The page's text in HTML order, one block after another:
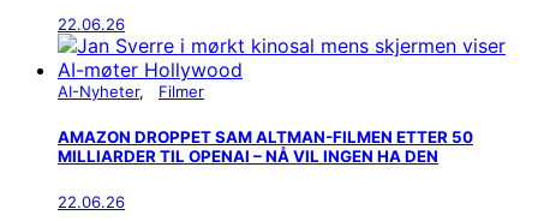
22.06.26
AI-Nyheter Filmer
AMAZON DROPPET SAM ALTMAN-FILMEN ETTER 50
MILLIARDER TIL OPENAI – NÅ VIL INGEN HA DEN
22.06.26